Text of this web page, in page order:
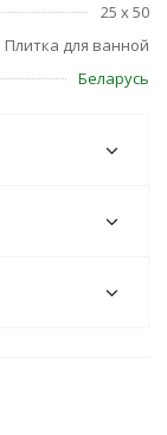
25 x 50
Плитка для ванной
Беларусь